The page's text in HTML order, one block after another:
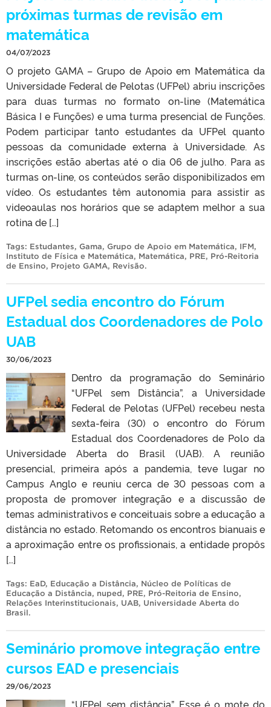
próximas turmas de revisão em
matemática
04/07/2023
O projeto GAMA – Grupo de Apoio em Matemática da
Universidade Federal de Pelotas (UFPel) abriu inscrições
para duas turmas no formato on-line (Matemática
Básica I e Funções) e uma turma presencial de Funções.
Podem participar tanto estudantes da UFPel quanto
pessoas da comunidade externa à Universidade. As
inscrições estão abertas até o dia 06 de julho. Para as
turmas on-line, os conteúdos serão disponibilizados em
vídeo. Os estudantes têm autonomia para assistir as
videoaulas nos horários que se adaptem melhor a sua
rotina de […]
Tags: Estudantes, Gama, Grupo de Apoio em Matemática, IFM,
Instituto de Física e Matemática, Matemática, PRE, Pró-Reitoria
de Ensino, Projeto GAMA, Revisão.
UFPel sedia encontro do Fórum
Estadual dos Coordenadores de Polo
UAB
30/06/2023
Dentro da programação do Seminário
“UFPel sem Distância”, a Universidade
Federal de Pelotas (UFPel) recebeu nesta
sexta-feira (30) o encontro do Fórum
Estadual dos Coordenadores de Polo da
Universidade Aberta do Brasil (UAB). A reunião
presencial, primeira após a pandemia, teve lugar no
Campus Anglo e reuniu cerca de 30 pessoas com a
proposta de promover integração e a discussão de
temas administrativos e conceituais sobre a educação a
distância no estado. Retomando os encontros bianuais e
a aproximação entre os profissionais, a entidade propôs
[…]
Tags: EaD, Educação a Distância, Núcleo de Políticas de
Educação a Distância, nuped, PRE, Pró-Reitoria de Ensino,
Relações Interinstitucionais, UAB, Universidade Aberta do
Brasil.
Seminário promove integração entre
cursos EAD e presenciais
29/06/2023
“UFPel sem distância”. Esse é o mote do